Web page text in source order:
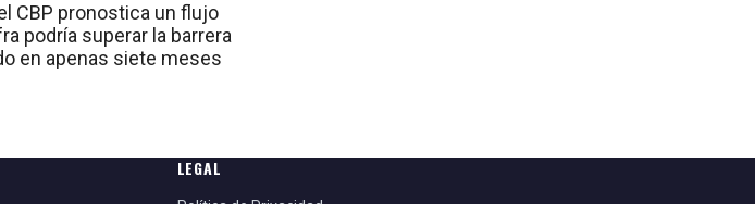
CBP pronostica un flujo
podría superar la barrera
en apenas siete meses
LEGAL